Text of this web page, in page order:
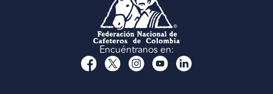
Encuéntranos en: